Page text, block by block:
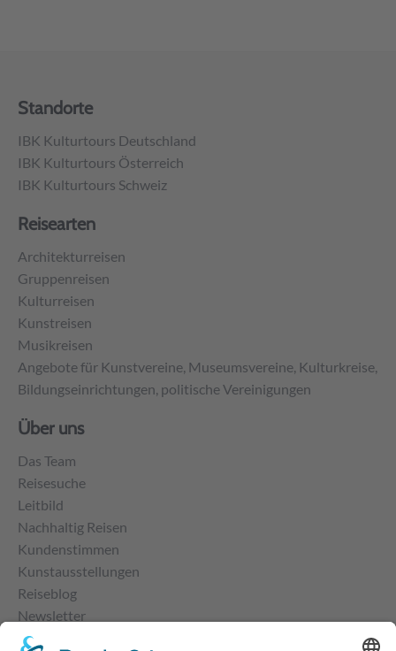
Standorte
IBK Kulturtours Deutschland
IBK Kulturtours Österreich
IBK Kulturtours Schweiz
Reisearten
Architekturreisen
Gruppenreisen
Kulturreisen
Kunstreisen
Musikreisen
Angebote für Kunstvereine, Museumsvereine, Kulturkreise,
Bildungseinrichtungen, politische Vereinigungen
Über uns
Das Team
Reisesuche
Leitbild
Nachhaltig Reisen
Kundenstimmen
Kunstausstellungen
Reiseblog
Newsletter
Kontakt